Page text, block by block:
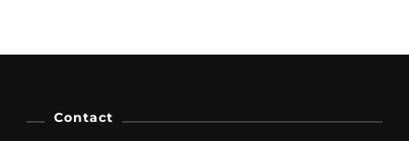
Contact